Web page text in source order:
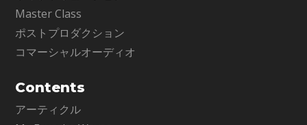
Master Class
ポストプロダクション
コマーシャルオーディオ
Contents
アーティクル